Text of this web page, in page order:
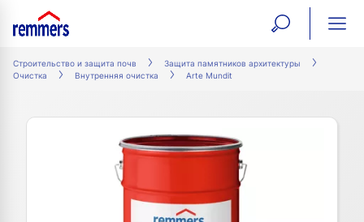
open
search
Строительство и защита почв
Защита памятников архитектуры
Очистка
Внутренняя очистка Arte Mundit